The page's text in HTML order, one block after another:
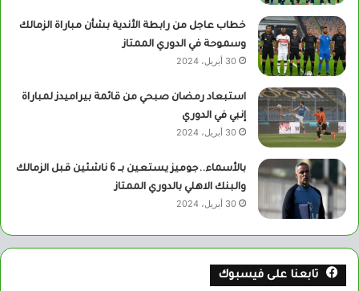
خطاب عاجل من رابطة الأندية بشأن مباراة الزمالك
وسموحة في الدوري الممتاز
30 أبريل، 2024
استبعاد رمضان صبحي من قائمة بيراميدز لمباراة
إنبي في الدوري
30 أبريل، 2024
بالأسماء..جوميز يستعين بــ 6 ناشئين قبل الزمالك
والبنك الاهلي بالدوري الممتاز
30 أبريل، 2024
تابعنا على فيسبوك